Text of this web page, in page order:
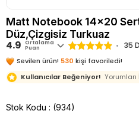
Matt Notebook 14x20
Düz,Çizgisiz Turkuaz
4.9 Ortalama
Puan 35
Sevilen ürün! 530 kişi favoriledi!
Kullanıcılar Beğeniyor! Yorumları
Stok Kodu (934)